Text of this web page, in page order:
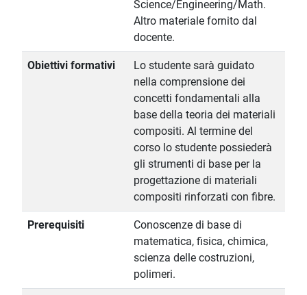
Science/Engineering/Math.
Altro materiale fornito dal
docente.
Obiettivi formativi
Lo studente sarà guidato
nella comprensione dei
concetti fondamentali alla
base della teoria dei materiali
compositi. Al termine del
corso lo studente possiederà
gli strumenti di base per la
progettazione di materiali
compositi rinforzati con fibre.
Prerequisiti
Conoscenze di base di
matematica, fisica, chimica,
scienza delle costruzioni,
polimeri.